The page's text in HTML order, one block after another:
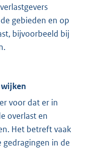
gebieden en op
bijvoorbeeld bij
voor dat er in
overlast en
Het betreft vaak
in de